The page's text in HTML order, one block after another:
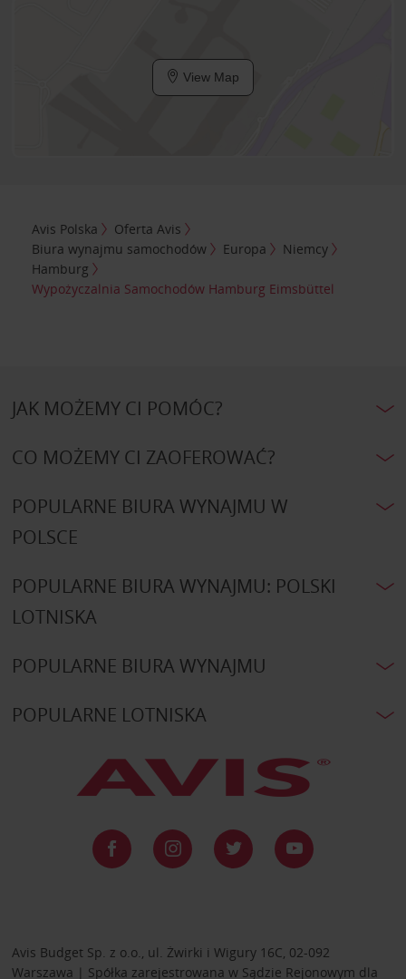
View Map
Avis Polska
Oferta Avis
Biura wynajmu samochodów
Europa
Niemcy
Hamburg
Wypożyczalnia Samochodów Hamburg Eimsbüttel
JAK MOŻEMY CI POMÓC?
CO MOŻEMY CI ZAOFEROWAĆ?
POPULARNE BIURA WYNAJMU W
POLSCE
POPULARNE BIURA WYNAJMU: POLSKI
LOTNISKA
POPULARNE BIURA WYNAJMU
POPULARNE LOTNISKA
Avis Budget Sp. z o.o., ul. Żwirki i Wigury 16C, 02-092
Warszawa | Spółka zarejestrowana w Sądzie Rejonowym dla